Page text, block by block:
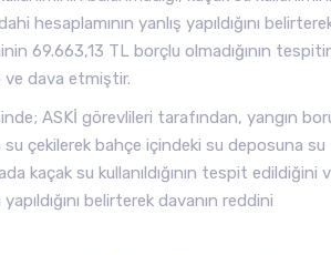
hesaplamının yanlış yapıldığını
69.663,13 TL borçlu olmadığının
ve dava etmiştir.
ASKİ görevlileri tarafından, yangın
çekilerek bahçe içindeki su deposuna su
kaçak su kullanıldığının tespit edildiğini
belirterek davanın reddini